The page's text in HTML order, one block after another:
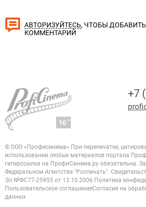
АВТОРИЗУЙТЕСЬ, ЧТОБЫ
КОММЕНТАРИЙ
+7
© ООО «Профисинема» При перепечатке,
использовании любых материалов портала
гиперссылка на ПрофиСинема.ру обязательна.
Федеральном Агентстве "Роспечать".
Эл.№ФС77-25955 от 13.10.2006 Политика
Пользовательское соглашениеСогласие на
данных